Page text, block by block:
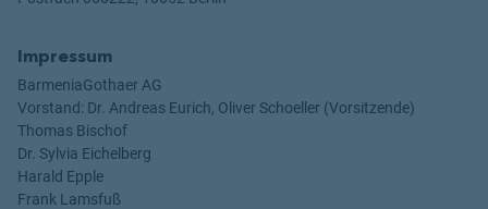
Impressum
BarmeniaGothaer AG
Vorstand: Dr. Andreas Eurich, Oliver Schoeller (Vorsitzende)
Thomas Bischof
Dr. Sylvia Eichelberg
Harald Epple
Frank Lamsfuß